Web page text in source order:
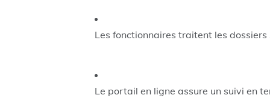
Les fonctionnaires traitent les
Le portail en ligne assure un suivi en